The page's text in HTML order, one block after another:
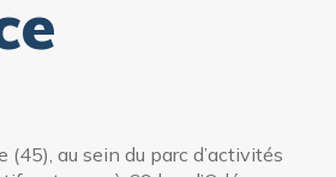
(45), au sein du parc d’activités